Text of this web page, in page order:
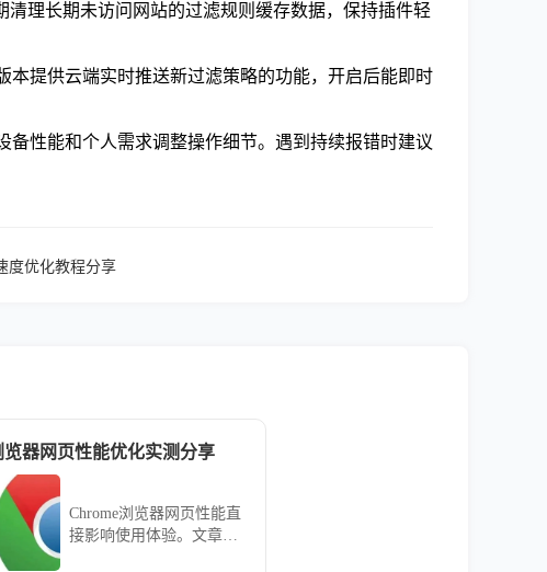
理长期未访问网站的过滤规则缓存数据，保持插件轻
提供云端实时推送新过滤策略的功能，开启后能即时
性能和个人需求调整操作细节。遇到持续报错时建议
度优化教程分享
览器网页性能优化实测分享
Chrome浏览器网页性能直
接影响使用体验。文章结